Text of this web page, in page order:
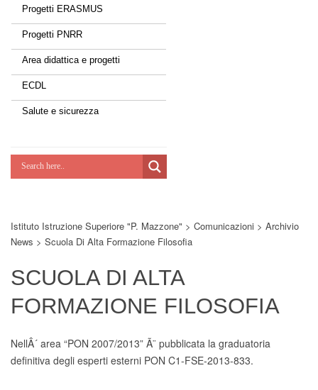
Tessere la rete
Estate a scuola
Scuola d'estate
Lab Green
Potenziamoci
Progetti ERASMUS
Progetti PNRR
Area didattica e progetti
ECDL
Salute e sicurezza
Istituto Istruzione Superiore "P. Mazzone" > Comunicazioni > Archivio
News > Scuola Di Alta Formazione Filosofia
SCUOLA DI ALTA
FORMAZIONE FILOSOFIA
NellÂ´ area “PON 2007/2013” Ã¨ pubblicata la graduatoria
definitiva degli esperti esterni PON C1-FSE-2013-833.